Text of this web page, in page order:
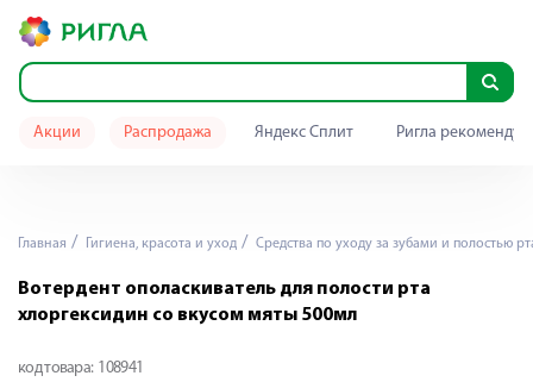
Акции Распродажа Яндекс Сплит Ригла
Главная Гигиена, красота и уход Средства по уходу за зубами и полостью
Вотердент ополаскиватель для полости рта
хлоргексидин со вкусом мяты 500мл
код товара: 108941